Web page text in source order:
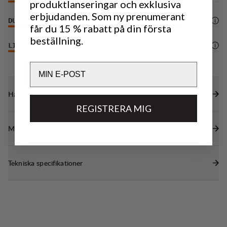
DURABILITY 5/6
LIGHTWEIGHT 3/6
Hållbarhetsegenskaper
Material
Tekniska specifikationer
produktlanseringar och exklusiva
erbjudanden. Som ny prenumerant
får du 15 % rabatt på din första
beställning.
REGISTRERA MIG